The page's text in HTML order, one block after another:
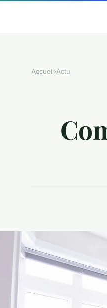
Accueil›Actu